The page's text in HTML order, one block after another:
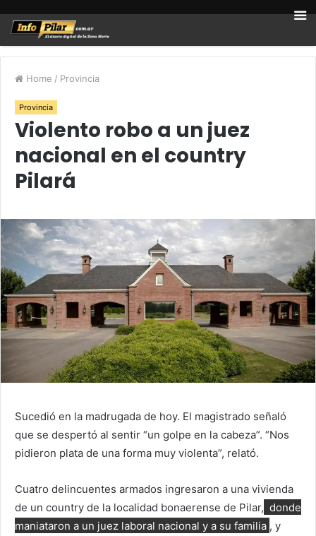
Home / Provincia
Provincia
Violento robo a un juez
nacional en el country
Pilará
Sucedió en la madrugada de hoy. El magistrado señaló
que se despertó al sentir “un golpe en la cabeza”. “Nos
pidieron plata de una forma muy violenta”, relató.
Cuatro delincuentes armados ingresaron a una vivienda
de un country de la localidad bonaerense de Pilar, donde
maniataron a un juez laboral nacional y a su familia , y